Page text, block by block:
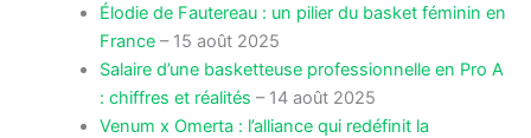
Élodie de Fautereau : un pilier du basket féminin en
France– 15 août 2025
Salaire d’une basketteuse professionnelle en Pro A
: chiffres et réalités – 14 août 2025
Venum x Omerta : l’alliance qui redéfinit la